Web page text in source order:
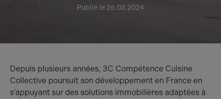
Publié le 26.03.2024
Depuis plusieurs années, 3C Compétence Cuisine
Collective poursuit son développement en France en
s’appuyant sur des solutions immobilières adaptées à